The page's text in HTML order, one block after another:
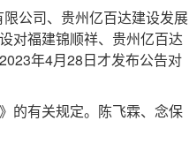
公司、贵州亿百达建设发展
对福建锦顺祥、贵州亿百达
年4月28日才发布公告对
的有关规定。陈飞霖、念保